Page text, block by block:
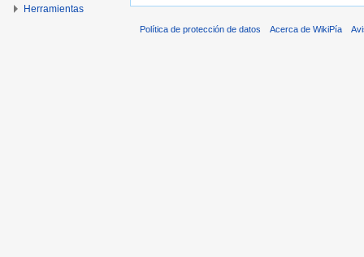
Herramientas
Política de protección de datos Acerca de WikiPía